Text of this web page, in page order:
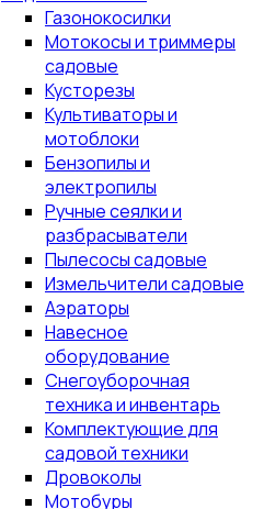
Газонокосилки
Мотокосы и триммеры
садовые
Кусторезы
Культиваторы и
мотоблоки
Бензопилы и
электропилы
Ручные сеялки и
разбрасыватели
Пылесосы садовые
Измельчители садовые
Аэраторы
Навесное
оборудование
Снегоуборочная
техника и инвентарь
Комплектующие для
садовой техники
Дровоколы
Мотобуры